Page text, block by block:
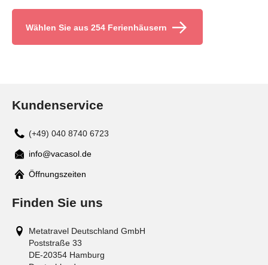
Wählen Sie aus 254 Ferienhäusern
Kundenservice
(+49) 040 8740 6723
Mail
info@vacasol.de
Öffnungszeiten
Finden Sie uns
Metatravel Deutschland GmbH
Poststraße 33
DE-20354 Hamburg